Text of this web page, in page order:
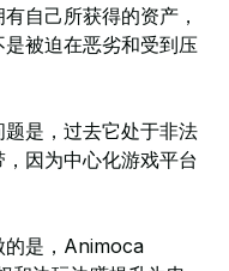
自己所获得的资产，
被迫在恶劣和受到压
是，过去它处于非法
，因为中心化游戏平台
的是，Animoca